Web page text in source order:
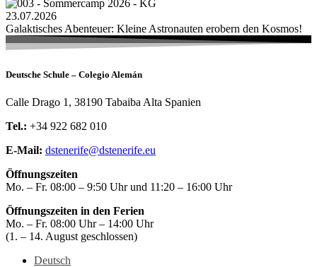
23.07.2026
Galaktisches Abenteuer: Kleine Astronauten erobern den Kosmos!
Deutsche Schule – Colegio Alemán
Calle Drago 1, 38190 Tabaiba Alta Spanien
Tel.: +34 922 682 010
E-Mail: dstenerife@dstenerife.eu
Öffnungszeiten
Mo. – Fr. 08:00 – 9:50 Uhr und 11:20 – 16:00 Uhr
Öffnungszeiten in den Ferien
Mo. – Fr. 08:00 Uhr – 14:00 Uhr
(1. – 14. August geschlossen)
Deutsch